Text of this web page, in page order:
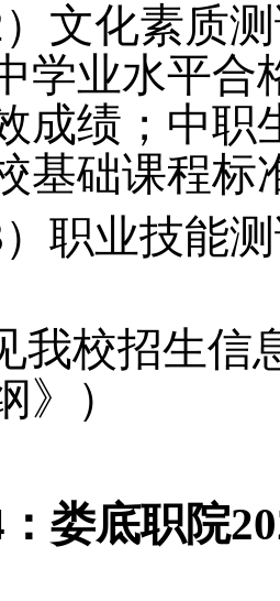
文化素质
学业水平合
成绩；中职
基础课程标
职业技能
我校招生信
》）
娄底职院